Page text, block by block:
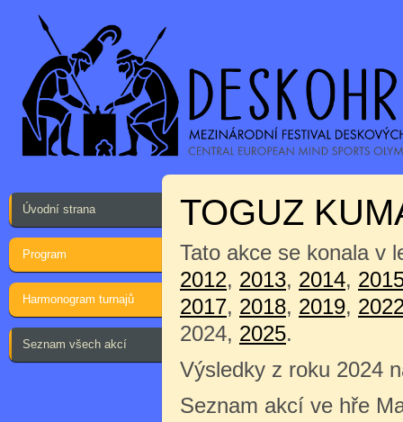
Úvodní strana
Program
Harmonogram turnajů
Seznam všech akcí
TOGUZ
Tato akce se konala v
2012, 2013, 2014,
2017, 2018, 2019,
2024, 2025.
Výsledky z roku 2024
Seznam akcí ve hře